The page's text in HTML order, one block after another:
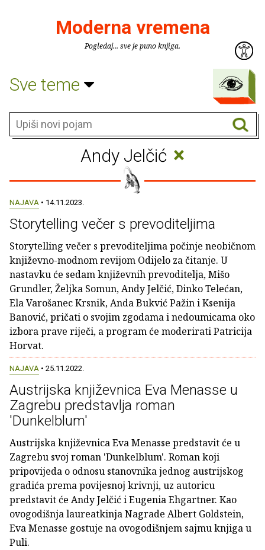
Moderna vremena
Pogledaj... sve je puno knjiga.
Sve teme
Andy Jelčić ×
NAJAVA • 14.11.2023.
Storytelling večer s prevoditeljima
Storytelling večer s prevoditeljima počinje neobičnom
književno-modnom revijom Odijelo za čitanje. U
nastavku će sedam književnih prevoditelja, Mišo
Grundler, Željka Somun, Andy Jelčić, Dinko Telećan,
Ela Varošanec Krsnik, Anda Bukvić Pažin i Ksenija
Banović, pričati o svojim zgodama i nedoumicama oko
izbora prave riječi, a program će moderirati Patricija
Horvat.
NAJAVA • 25.11.2022.
Austrijska književnica Eva Menasse u
Zagrebu predstavlja roman
'Dunkelblum'
Austrijska književnica Eva Menasse predstavit će u
Zagrebu svoj roman 'Dunkelblum'. Roman koji
pripovijeda o odnosu stanovnika jednog austrijskog
gradića prema povijesnoj krivnji, uz autoricu
predstavit će Andy Jelčić i Eugenia Ehgartner. Kao
ovogodišnja laureatkinja Nagrade Albert Goldstein,
Eva Menasse gostuje na ovogodišnjem sajmu knjiga u
Puli.